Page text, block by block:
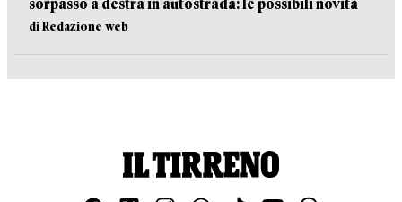
sorpasso a destra in autostrada: le possibili novità
di Redazione web